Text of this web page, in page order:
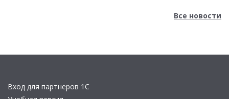
Все новости
Вход для партнеров 1С